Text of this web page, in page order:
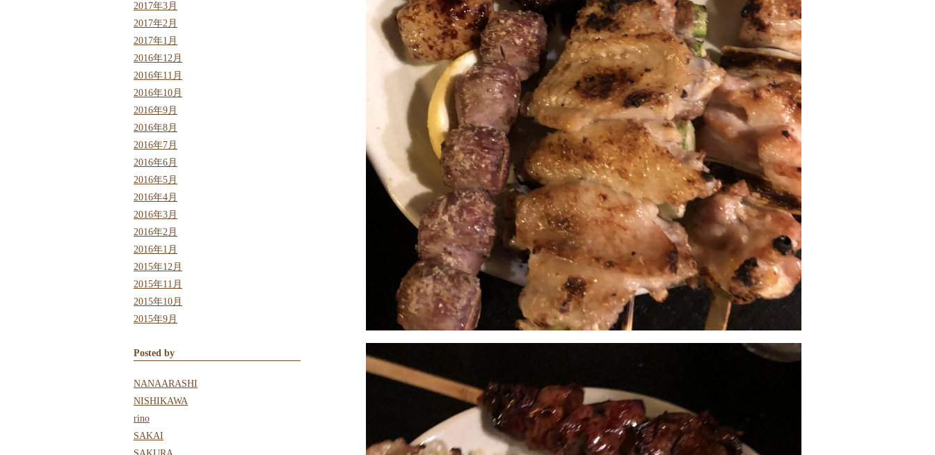
2017年3月
2017年2月
2017年1月
2016年12月
2016年11月
2016年10月
2016年9月
2016年8月
2016年7月
2016年6月
2016年5月
2016年4月
2016年3月
2016年2月
2016年1月
2015年12月
2015年11月
2015年10月
2015年9月
Posted by
NANAARASHI
NISHIKAWA
rino
SAKAI